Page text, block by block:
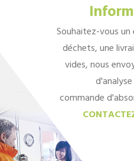
Souhaitez-vous
déchets, une
vides, nous
commande